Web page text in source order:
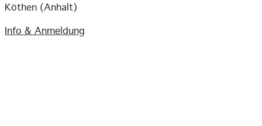
Köthen (Anhalt)
Info & Anmeldung